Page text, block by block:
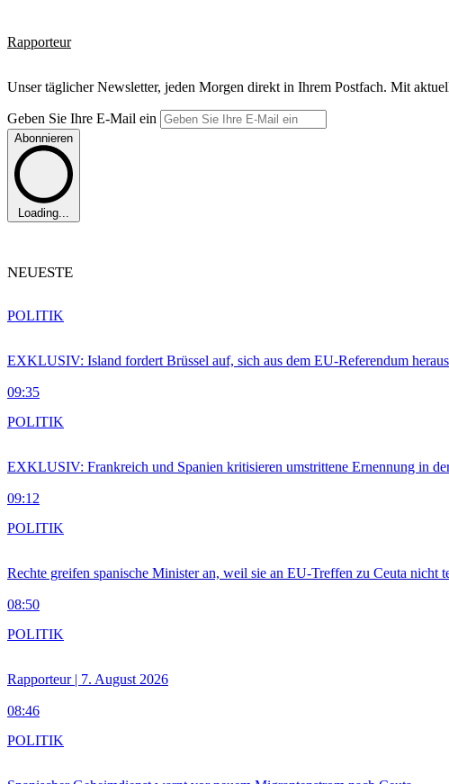
Rapporteur
Unser täglicher Newsletter, jeden Morgen direkt in Ihrem Postfach. Mit
Geben Sie Ihre E-Mail ein
Abonnieren
Loading...
NEUESTE
EXKLUSIV: Island fordert Brüssel auf, sich aus dem EU-Referendum
09:35
POLITIK
EXKLUSIV: Frankreich und Spanien kritisieren umstrittene Ernennung in
09:12
POLITIK
Rechte greifen spanische Minister an, weil sie an EU-Treffen zu Ceuta nicht
08:50
POLITIK
Rapporteur | 7. August 2026
08:46
POLITIK
POLITIK